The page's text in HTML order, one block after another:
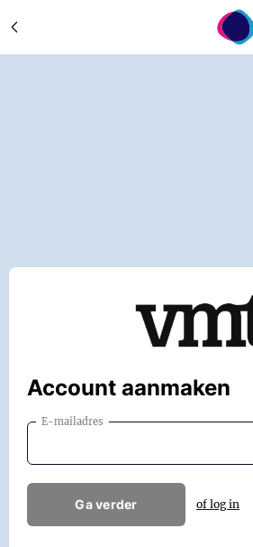
Account aanmaken
E-mailadres
Ga verder of log in